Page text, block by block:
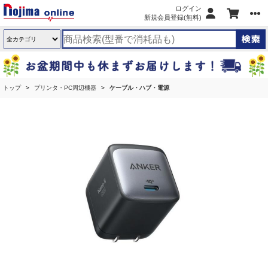
ログイン
新規会員登録(無料)
トップ プリンタ・PC周辺機器 ケーブル・ハブ・電源